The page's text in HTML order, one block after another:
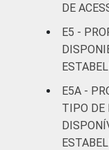
Base:
entre
DE
E5 -
E5A -
TIPO DE